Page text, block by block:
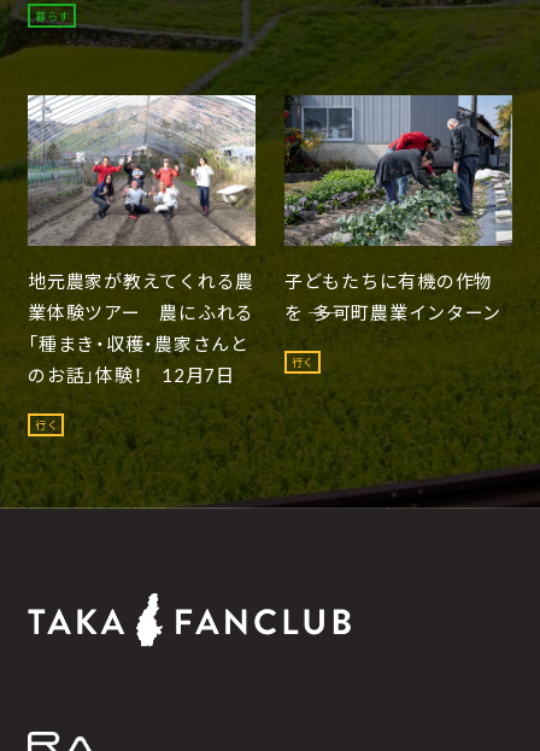
暮らす
地元農家が教えてくれる農
業体験ツアー 農にふれる
「種まき・収穫・農家さんと
のお話」体験！ 12月7日
行く
子どもたちに有機の作物
を ―― 多可町農業インターン
行く